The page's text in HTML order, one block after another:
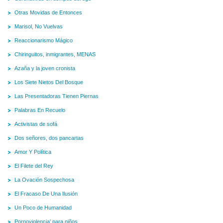
Otras Movidas de Entonces
Marisol, No Vuelvas
Reaccionarismo Mágico
Chiringuitos, inmigrantes, MENAS
Azaña y la joven cronista
Los Siete Nietos Del Bosque
Las Presentadoras Tienen Piernas
Palabras En Recuelo
Activistas de sofá
Dos señores, dos pancartas
Amor Y Política
El Filete del Rey
La Ovación Sospechosa
El Fracaso De Una Ilusión
Un Poco de Humanidad
Pornoviolencia’ para niños